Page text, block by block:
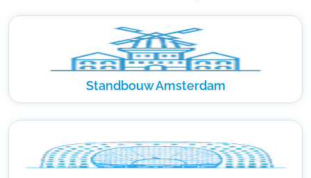
Standbouw Amsterdam